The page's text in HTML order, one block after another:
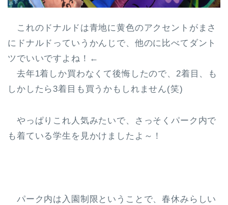
これのドナルドは青地に黄色のアクセントがまさ
にドナルドっていうかんじで、他のに比べてダント
ツでいいですよね！←
去年1着しか買わなくて後悔したので、2着目、も
しかしたら3着目も買うかもしれません(笑)
やっぱりこれ人気みたいで、さっそくパーク内で
も着ている学生を見かけましたよ～！
パーク内は入園制限ということで、春休みらしい